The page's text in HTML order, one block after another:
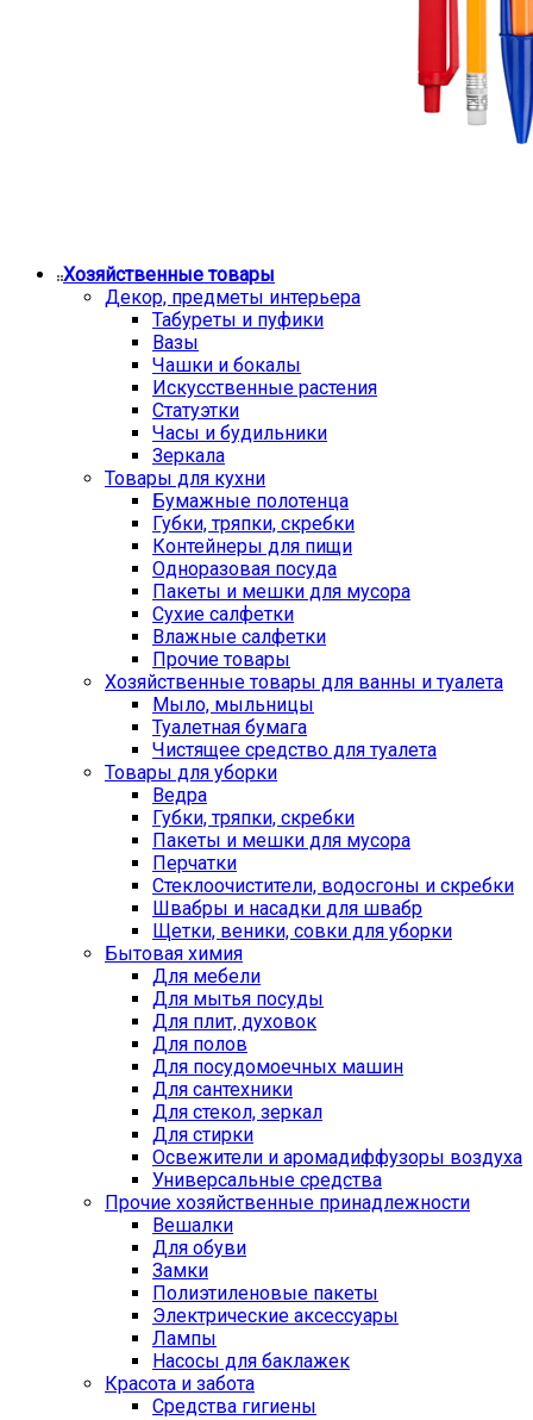
Хозяйственные товары
Декор, предметы интерьера
Табуреты и пуфики
Вазы
Чашки и бокалы
Искусственные растения
Статуэтки
Часы и будильники
Зеркала
Товары для кухни
Бумажные полотенца
Губки, тряпки, скребки
Контейнеры для пищи
Одноразовая посуда
Пакеты и мешки для мусора
Сухие салфетки
Влажные салфетки
Прочие товары
Хозяйственные товары для ванны и туалета
Мыло, мыльницы
Туалетная бумага
Чистящее средство для туалета
Товары для уборки
Ведра
Губки, тряпки, скребки
Пакеты и мешки для мусора
Перчатки
Стеклоочистители, водосгоны и скребки
Швабры и насадки для швабр
Щетки, веники, совки для уборки
Бытовая химия
Для мебели
Для мытья посуды
Для плит, духовок
Для полов
Для посудомоечных машин
Для сантехники
Для стекол, зеркал
Для стирки
Освежители и аромадиффузоры воздуха
Универсальные средства
Прочие хозяйственные принадлежности
Вешалки
Для обуви
Замки
Полиэтиленовые пакеты
Электрические аксессуары
Лампы
Насосы для баклажек
Красота и забота
Средства гигиены